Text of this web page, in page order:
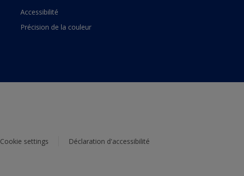
Accessibilité
Précision de la couleur
Cookie settings Déclaration d'accessibilité